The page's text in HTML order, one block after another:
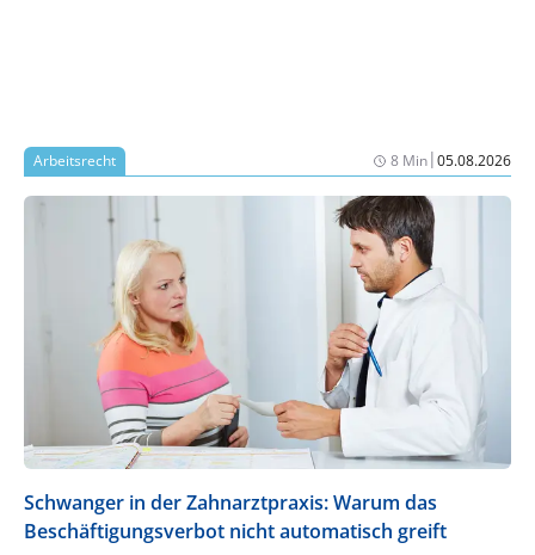
Arbeitsrecht 8 Min|05.08.2026
Schwanger in der Zahnarztpraxis: Warum das
Beschäftigungsverbot nicht automatisch greift